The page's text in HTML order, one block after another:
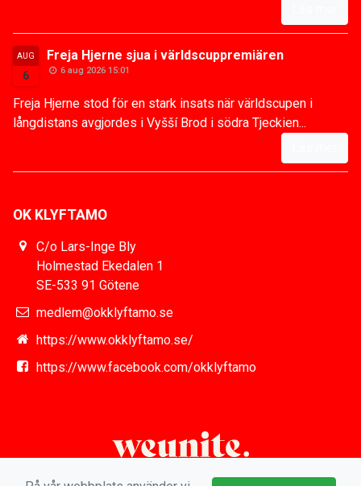
AUG
6
Freja Hjerne sjua i världscuppremiären
6 aug 2026 15:01
Freja Hjerne stod för en stark insats när världscupen i
långdistans avgjordes i Vyšší Brod i södra Tjeckien...
OK KLYFTAMO
C/o Lars-Inge Bly
Holmestad Ekedalen 1
SE-533 91 Götene
medlem@okklyftamo.se
https://www.okklyftamo.se/
https://www.facebook.com/okklyftamo